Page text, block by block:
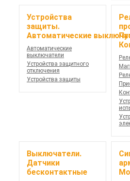
Устройства
защиты.
Автоматические
Автоматические
выключатели
Устройства защитного
отключения
Устройства защиты
Выключатели.
Датчики
бесконтактные